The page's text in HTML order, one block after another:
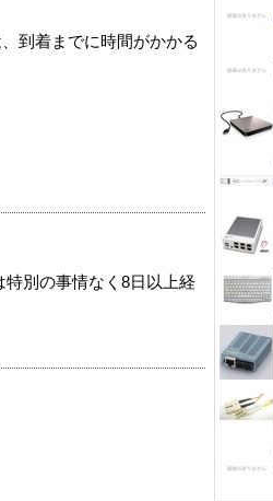
到着までに時間がかかる
別の事情なく8日以上経